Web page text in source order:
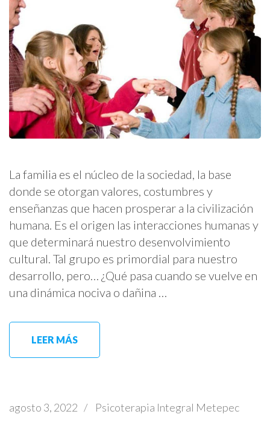
La familia es el núcleo de la sociedad, la base
donde se otorgan valores, costumbres y
enseñanzas que hacen prosperar a la civilización
humana. Es el origen las interacciones humanas y
que determinará nuestro desenvolvimiento
cultural. Tal grupo es primordial para nuestro
desarrollo, pero… ¿Qué pasa cuando se vuelve en
una dinámica nociva o dañina …
LEER MÁS
agosto 3, 2022 / Psicoterapia Integral Metepec